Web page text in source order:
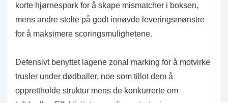
korte hjørnespark for å skape mismatcher i boksen,
mens andre stolte på godt innøvde leveringsmønstre
for å maksimere scoringsmulighetene.
Defensivt benyttet lagene zonal marking for å motvirke
trusler under dødballer, noe som tillot dem å
opprettholde struktur mens de konkurrerte om